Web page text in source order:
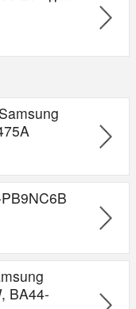
PB9NC6B
BA44-